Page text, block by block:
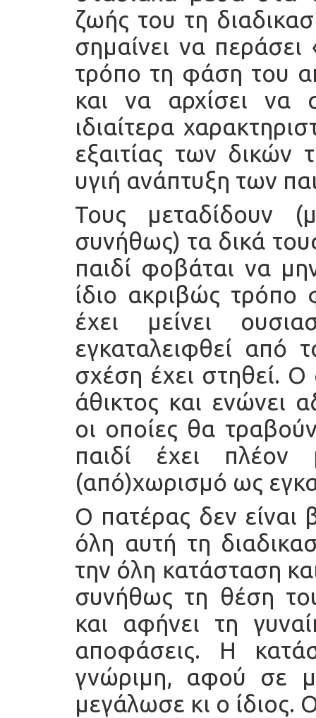
ζωής του τη
σημαίνει να
τρόπο τη φάση του
και να αρχίσει να
ιδιαίτερα
εξαιτίας των δικών
υγιή ανάπτυξη των
Τους μεταδίδουν
συνήθως) τα δικά
παιδί φοβάται να
ίδιο ακριβώς τρόπο
έχει μείνει
εγκαταλειφθεί από
σχέση έχει στηθεί.
άθικτος και ενώνει
οι οποίες θα
παιδί έχει πλέον
(από)χωρισμό ως
Ο πατέρας δεν είναι
όλη αυτή τη
την όλη κατάσταση
συνήθως τη θέση
και αφήνει τη
αποφάσεις. Η
γνώριμη, αφού σε
μεγάλωσε κι ο ίδιος.